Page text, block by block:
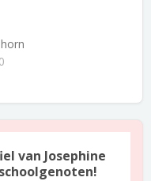
van Josephine